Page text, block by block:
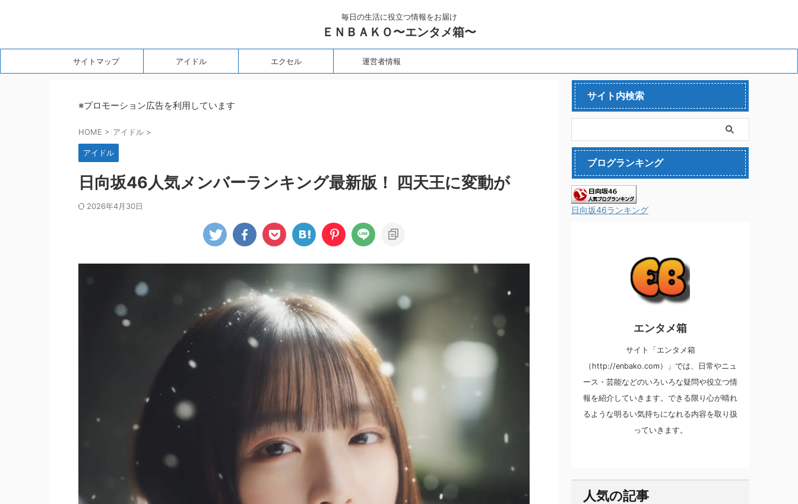
毎日の生活に役立つ情報をお届け
ＥＮＢＡＫＯ〜エンタメ箱〜
サイトマップ アイドル エクセル 運営者情報
※プロモーション広告を利用しています
HOME > アイドル >
アイドル
日向坂46人気メンバーランキング最新版！ 四天王に変動が
2026年4月30日
サイト内検索
ブログランキング
日向坂46ランキング
エンタメ箱
サイト「エンタメ箱
（http://enbako.com）」では、日常やニュ
ース・芸能などのいろいろな疑問や役立つ情
報を紹介していきます。できる限り心が晴れ
るような明るい気持ちになれる内容を取り扱
っていきます。
人気の記事